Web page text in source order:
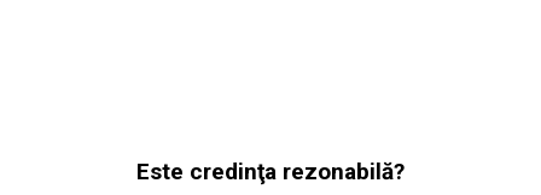
Este credinţa rezonabilă?